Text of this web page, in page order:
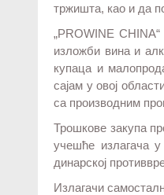
тржишта, као и да
„PROWINE
изложби вина и
купаца и
сајам у овој
са производним
Трошкове закупа
учешће излагача
динарској
Излагачи